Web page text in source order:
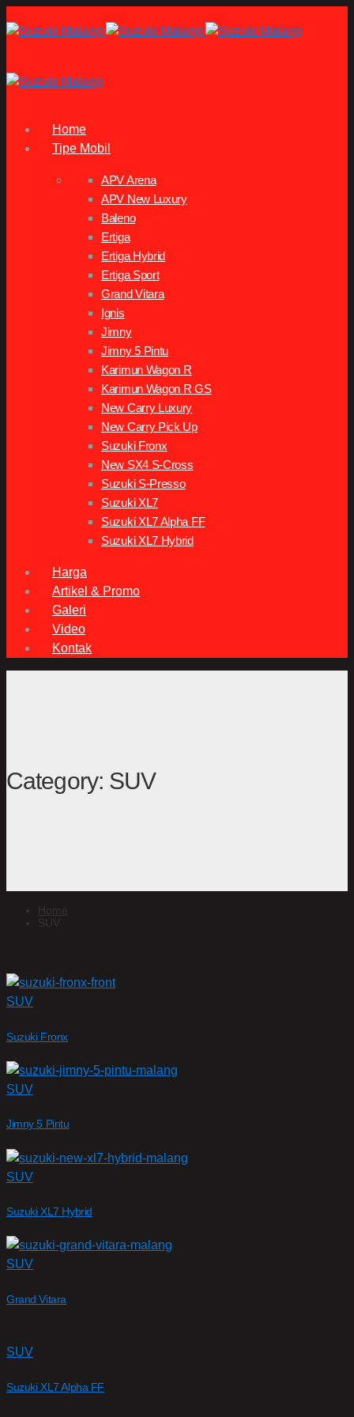
Home
Tipe Mobil
APV Arena
APV New Luxury
Baleno
Ertiga
Ertiga Hybrid
Ertiga Sport
Grand Vitara
Ignis
Jimny
Jimny 5 Pintu
Karimun Wagon R
Karimun Wagon R GS
New Carry Luxury
New Carry Pick Up
Suzuki Fronx
New SX4 S-Cross
Suzuki S-Presso
Suzuki XL7
Suzuki XL7 Alpha FF
Suzuki XL7 Hybrid
Harga
Artikel & Promo
Galeri
Video
Kontak
Category: SUV
Home
SUV
SUV
Suzuki Fronx
SUV
Jimny 5 Pintu
SUV
Suzuki XL7 Hybrid
SUV
Grand Vitara
SUV
Suzuki XL7 Alpha FF